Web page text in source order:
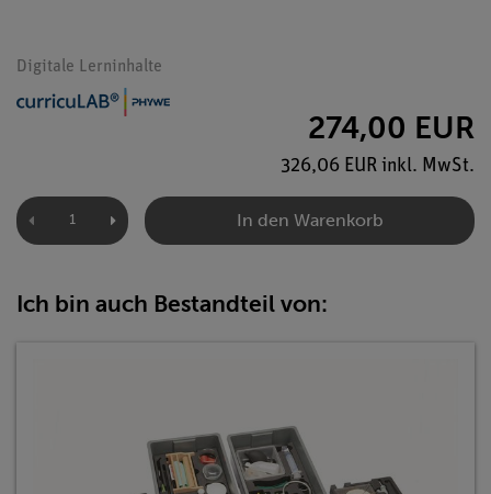
Digitale Lerninhalte
274,00 EUR
326,06 EUR inkl. MwSt.
In den Warenkorb
Ich bin auch Bestandteil von: